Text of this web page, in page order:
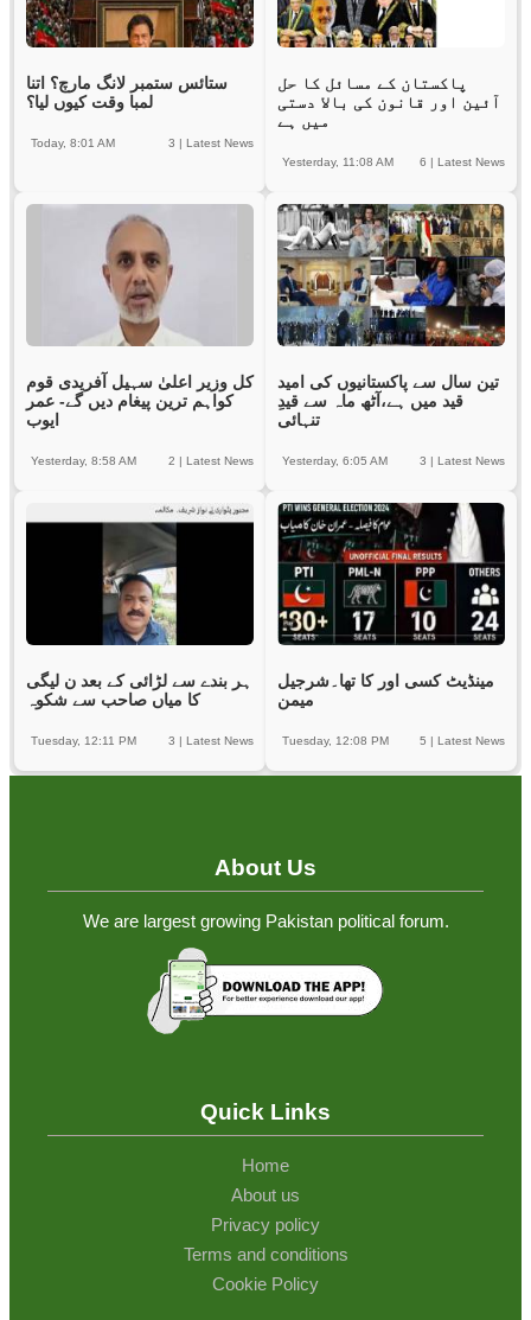
ستائس ستمبر لانگ مارچ؟ اتنا
لمبا وقت کیوں لیا؟
3 | Latest News
Today, 8:01 AM
پاکستان کے مسائل کا حل
آئین اور قانون کی بالا دستی
میں ہے
6 | Latest News
Yesterday, 11:08 AM
کل وزیر اعلیٰ سہیل آفریدی قوم
کواہم ترین پیغام دیں گے- عمر
ایوب
2 | Latest News
Yesterday, 8:58 AM
تین سال سے پاکستانیوں کی امید
قید میں ہے،آٹھ ماہ سے قیدِ
تنہائی
3 | Latest News
Yesterday, 6:05 AM
ہر بندے سے لڑائی کے بعد ن لیگی
کا میاں صاحب سے شکوہ
3 | Latest News
Tuesday, 12:11 PM
مینڈیٹ کسی اور کا تھا۔شرجیل
میمن
5 | Latest News
Tuesday, 12:08 PM
About Us
We are largest growing Pakistan political forum.
Quick Links
Home
About us
Privacy policy
Terms and conditions
Cookie Policy